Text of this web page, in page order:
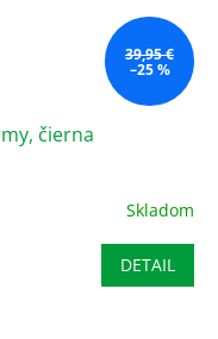
39,95 €
–25 %
čierna
Skladom
DETAIL